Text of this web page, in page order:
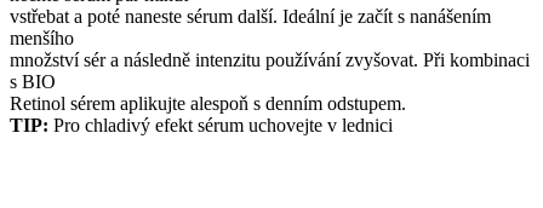
vstřebat a poté naneste sérum další. Ideální je začít s nanášením
menšího
množství sér a následně intenzitu používání zvyšovat. Při kombinaci
s BIO
Retinol sérem aplikujte alespoň s denním odstupem.
TIP: Pro chladivý efekt sérum uchovejte v lednici